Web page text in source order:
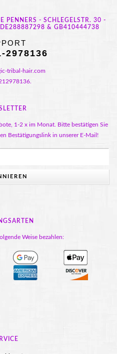
PENNERS - SCHLEGELSTR. 30 -
& GB410444738
2978136
tribal-hair.com
1-2 x im Monat. Bitte bestätigen Sie
Bestätigungslink in unserer E-Mail!
Weise bezahlen: